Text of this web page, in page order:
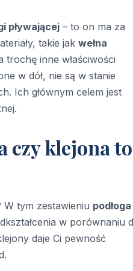
pływającej – to on ma za
takie jak wełna
trochę inne właściwości
w dół, nie są w stanie
Ich głównym celem jest
czy klejona to
W tym zestawieniu podłoga
w porównaniu
daje Ci pewność